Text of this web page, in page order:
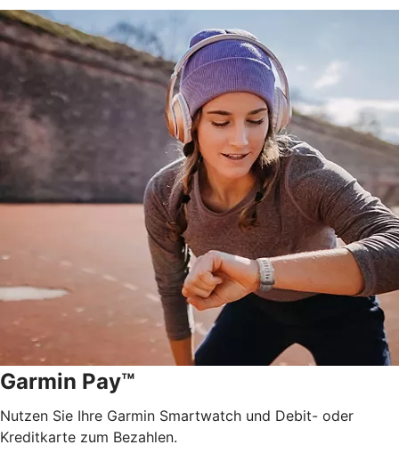
Garmin Pay™
Nutzen Sie Ihre Garmin Smartwatch und Debit- oder
Kreditkarte zum Bezahlen.